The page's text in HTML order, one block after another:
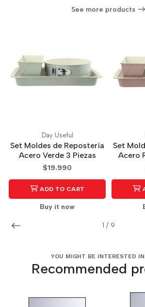
See more products
1 / 9
Day Useful
Set Moldes de Repostería
Acero Verde 3 Piezas
$19.990
ADD TO CART
Buy it now
Set
Acero
YOU MIGHT BE INTERESTED
Recommended